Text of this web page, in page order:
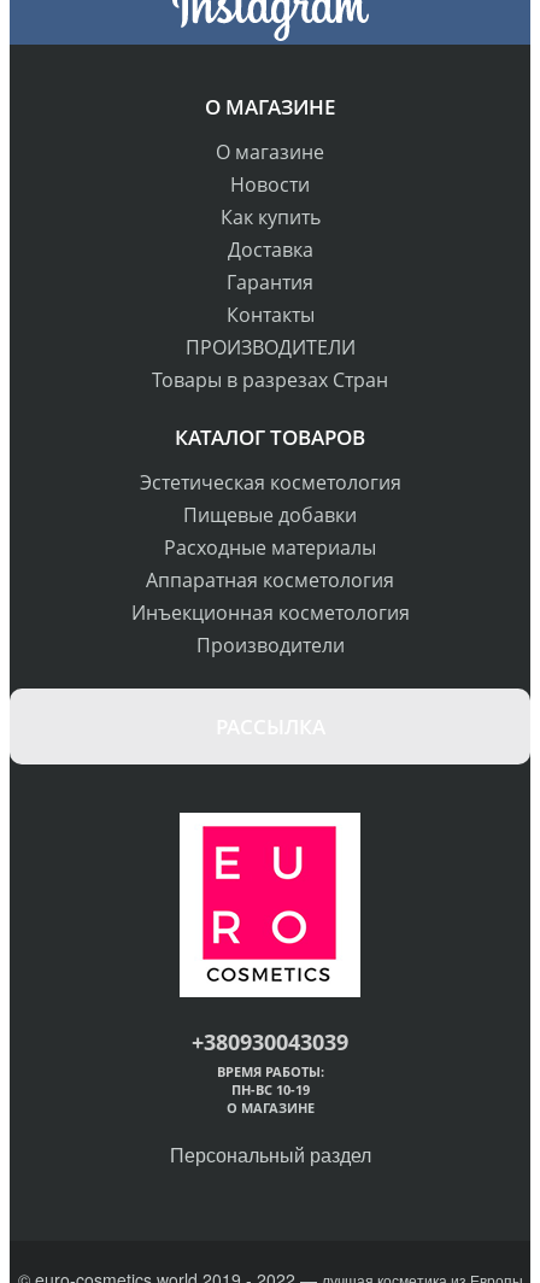
О МАГАЗИНЕ
О магазине
Новости
Как купить
Доставка
Гарантия
Контакты
ПРОИЗВОДИТЕЛИ
Товары в разрезах Стран
КАТАЛОГ ТОВАРОВ
Эстетическая косметология
Пищевые добавки
Расходные материалы
Аппаратная косметология
Инъекционная косметология
Производители
+380930043039
ВРЕМЯ РАБОТЫ:
ПН-ВС 10-19
О МАГАЗИНЕ
Персональный раздел